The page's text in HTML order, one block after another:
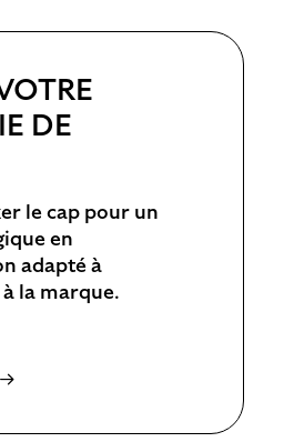
DE
le cap pour un
en
adapté à
la marque.